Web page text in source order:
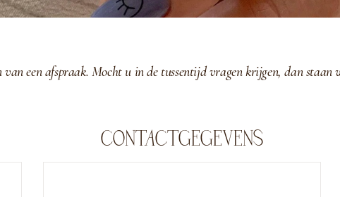
een afspraak. Mocht u in de tussentijd vragen krijgen, dan staan
CONTACTGEGEVENS